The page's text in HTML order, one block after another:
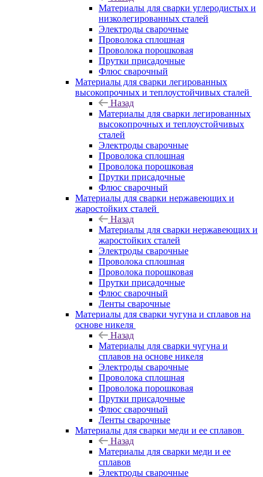
Материалы для сварки углеродистых и
низколегированных сталей
Электроды сварочные
Проволока сплошная
Проволока порошковая
Прутки присадочные
Флюс сварочный
Материалы для сварки легированных
высокопрочных и теплоустойчивых сталей
Назад
Материалы для сварки легированных
высокопрочных и теплоустойчивых
сталей
Электроды сварочные
Проволока сплошная
Проволока порошковая
Прутки присадочные
Флюс сварочный
Материалы для сварки нержавеющих и
жаростойких сталей
Назад
Материалы для сварки нержавеющих и
жаростойких сталей
Электроды сварочные
Проволока сплошная
Проволока порошковая
Прутки присадочные
Флюс сварочный
Ленты сварочные
Материалы для сварки чугуна и сплавов на
основе никеля
Назад
Материалы для сварки чугуна и
сплавов на основе никеля
Электроды сварочные
Проволока сплошная
Проволока порошковая
Прутки присадочные
Флюс сварочный
Ленты сварочные
Материалы для сварки меди и ее сплавов
Назад
Материалы для сварки меди и ее
сплавов
Электроды сварочные